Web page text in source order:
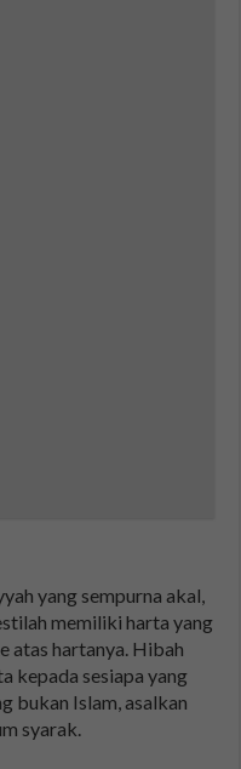
yang sempurna akal,
memiliki harta yang
atas hartanya. Hibah
kepada sesiapa yang
bukan Islam, asalkan
syarak.